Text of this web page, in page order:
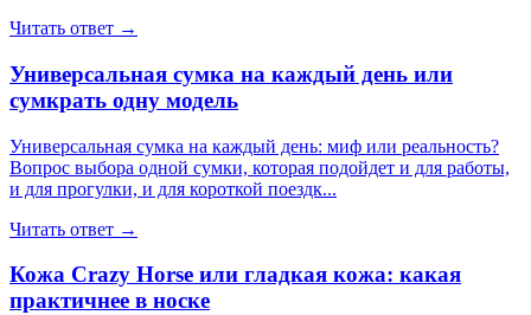
Читать ответ →
Универсальная сумка на каждый день или
сумкрать одну модель
Универсальная сумка на каждый день: миф или реальность?
Вопрос выбора одной сумки, которая подойдет и для работы,
и для прогулки, и для короткой поездк...
Читать ответ →
Кожа Crazy Horse или гладкая кожа: какая
практичнее в носке